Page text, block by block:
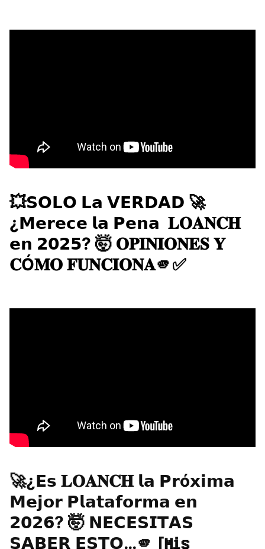
💥𝗦𝗢𝗟𝗢 𝗟𝗮 𝗩𝗘𝗥𝗗𝗔𝗗 🚀
¿𝗠𝗲𝗿𝗲𝗰𝗲 𝗹𝗮 𝗣𝗲𝗻𝗮 ​ 𝐋𝐎𝐀𝐍𝐂𝐇
𝗲𝗻 𝟮𝟬𝟮𝟱? 🤯 ​𝐎𝐏𝐈𝐍𝐈𝐎𝐍𝐄𝐒 𝐘
𝐂Ó𝐌𝐎 𝐅𝐔𝐍𝐂𝐈𝐎𝐍𝐀🫵✅
🚀¿𝗘𝘀 𝐋𝐎𝐀𝐍𝐂𝐇 𝗹𝗮 𝗣𝗿ó𝘅𝗶𝗺𝗮
𝗠𝗲𝗷𝗼𝗿 𝗣𝗹𝗮𝘁𝗮𝗳𝗼𝗿𝗺𝗮 𝗲𝗻
𝟮𝟬𝟮𝟲? 🤯 ​𝗡𝗘𝗖𝗘𝗦𝗜𝗧𝗔𝗦
𝗦𝗔𝗕𝗘𝗥 𝗘𝗦𝗧𝗢…🫵 [𝗠𝗶𝘀